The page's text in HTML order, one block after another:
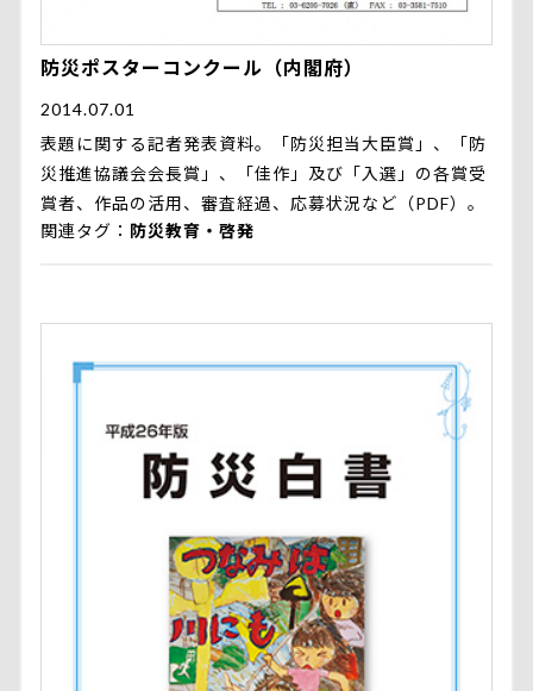
防災ポスターコンクール（内閣府）
2014.07.01
表題に関する記者発表資料。「防災担当大臣賞」、「防
災推進協議会会長賞」、「佳作」及び「入選」の各賞受
賞者、作品の活用、審査経過、応募状況など（PDF）。
関連タグ
防災教育・啓発